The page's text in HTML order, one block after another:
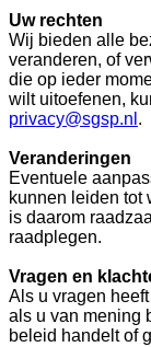
Uw rechten
Wij bieden alle
veranderen, of
die op ieder
wilt uitoefenen,
privacy@sgsp.nl .
Veranderingen
Eventuele
kunnen leiden tot
is daarom
raadplegen.
Vragen en
Als u vragen
als u van mening
beleid handelt of